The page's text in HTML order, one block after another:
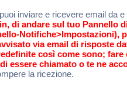
inviare e ricevere email da
di andare sul tuo Pannello
Notifiche>Impostazioni),
via email di risposte
così come sono;
essere chiamato o te ne
la ricezione.